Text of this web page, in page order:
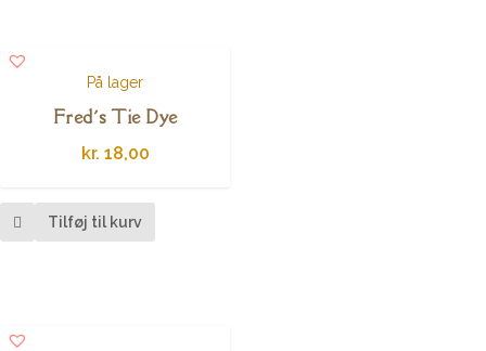
På lager
Fred´s Tie Dye
kr. 18,00
Tilføj til kurv